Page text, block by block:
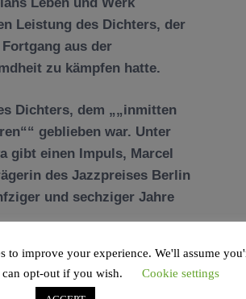
Leistung des Dichters, der
aus der
zu kämpfen hatte.
Dichters, dem
„inmitten
geblieben war. Unter
gibt einen Impuls, Marcel
des Jazzpreises Berlin
und sechziger Jahre
wegen der Corona-
digitalen
to improve your experience. We'll assume
opt-out if you wish.
Cookie settings